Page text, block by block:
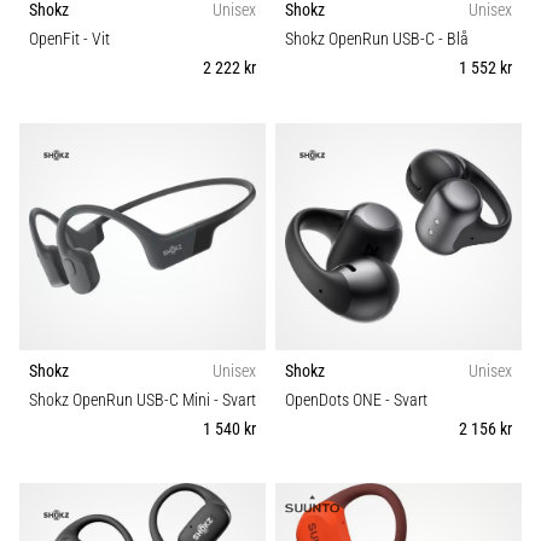
Vilka
är
5. 8. 2026
8 min. läsning
Plantar
fasciit:
och
behandling
hälsmärta
Shokz
Unisex
OpenFit- Vit
2 222 kr
Shokz
Unisex
Shokz OpenRun USB-C - Blå
1 552 kr
Shokz
Unisex
Shokz OpenRun USB-C Mini - Svart
1 540 kr
Shokz
Unisex
OpenDots ONE- Svart
2 156 kr